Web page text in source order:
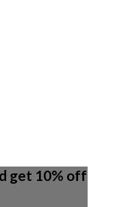
get 10% off